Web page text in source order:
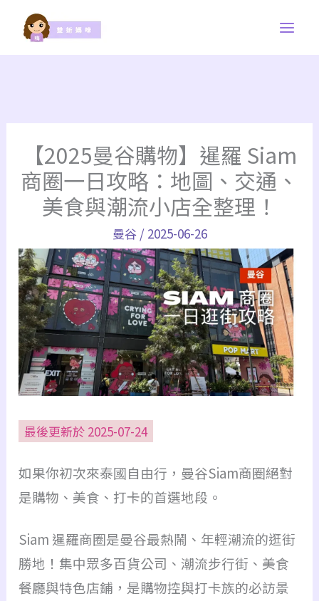
【2025曼谷購物】暹羅 Siam
商圈一日攻略：地圖、交通、
美食與潮流小店全整理！
曼谷/ 2025-06-26
最後更新於 2025-07-24
如果你初次來泰國自由行，曼谷Siam商圈絕對
是購物、美食、打卡的首選地段。
Siam 暹羅商圈是曼谷最熱鬧、年輕潮流的逛街
勝地！集中眾多百貨公司、潮流步行街、美食
餐廳與特色店鋪，是購物控與打卡族的必訪景